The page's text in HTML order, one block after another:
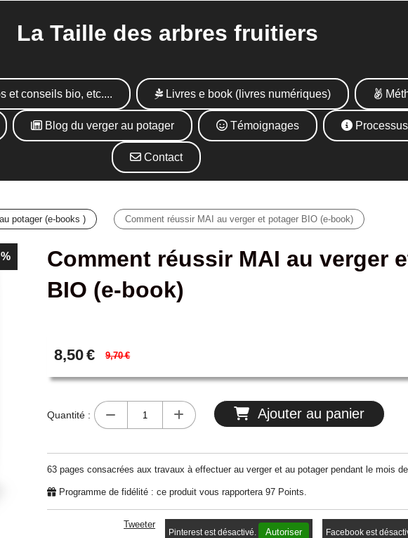
Taille des arbres fruitiers
et conseils bio, etc.... Livres e book (livres numériques)
Blog du verger au potager Témoignages
Contact
potager (e-books ) Comment réussir MAI au verger et potager BIO (e-book)
Comment réussir MAI au verger
BIO (e-book)
8,50€ 9,70€
Quantité : Ajouter au panier
63 pages consacrées aux travaux à effectuer au verger et au potager pendant le mois
Programme de fidélité : ce produit vous rapportera97 Points.
Tweeter
Pinterest est désactivé. Autoriser Facebook est